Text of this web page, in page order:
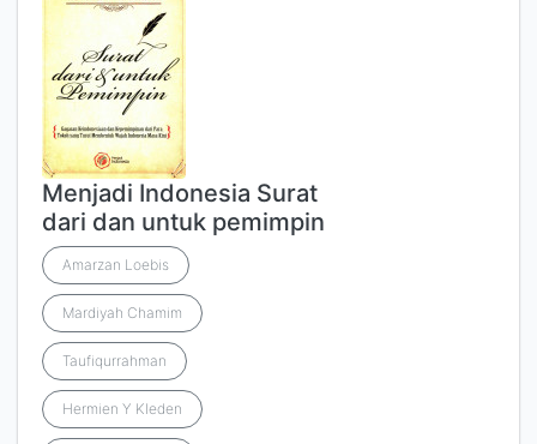
Menjadi Indonesia Surat
dari dan untuk pemimpin
Amarzan Loebis
Mardiyah Chamim
Taufiqurrahman
Hermien Y Kleden